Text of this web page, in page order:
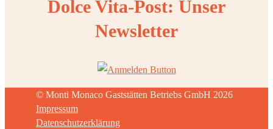
Dolce Vita-Post: Unser
Newsletter
© Monti Monaco Gaststätten Betriebs GmbH 2026
Impressum
Datenschutzerklärung